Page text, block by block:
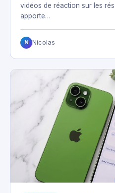
vidéos de réaction sur les
apporte…
N Nicolas